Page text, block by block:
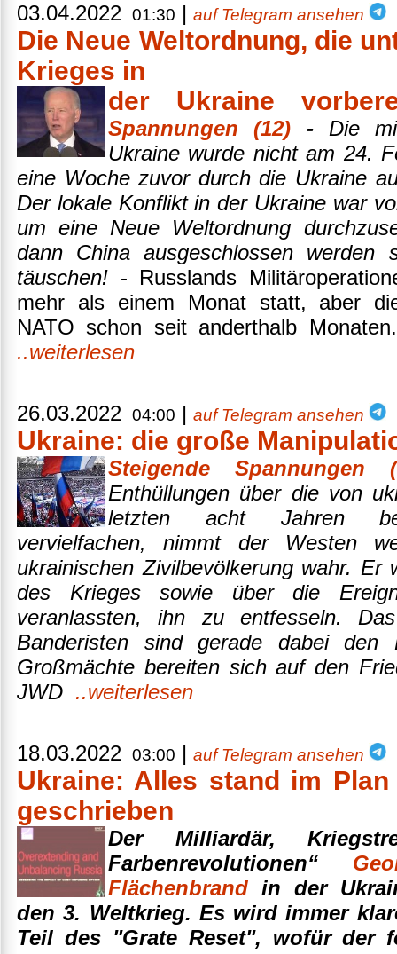
03.04.2022 01:30 | auf Telegram ansehen
Die Neue Weltordnung, die
Krieges in
der Ukraine
Spannungen (12) -Die
Ukraine wurde nicht am 24.
eine Woche zuvor durch die Ukraine
Der lokale Konflikt in der Ukraine war
um eine Neue Weltordnung
dann China ausgeschlossen
täuschen! - Russlands
mehr als einem Monat statt, aber
NATO schon seit anderthalb Monaten.
..weiterlesen
26.03.2022 04:00 | auf Telegram ansehen
Ukraine: die große
Steigende Spannungen
Enthüllungen über die von
letzten acht Jahren
vervielfachen, nimmt der Westen
ukrainischen Zivilbevölkerung wahr.
des Krieges sowie über die
veranlassten, ihn zu entfesseln.
Banderisten sind gerade dabei
Großmächte bereiten sich auf den
JWD ..weiterlesen
18.03.2022 03:00 | auf Telegram ansehen
Ukraine: Alles stand im
geschrieben
Der Milliardär,
Farbenrevolutionen“
Flächenbrand in der
den 3. Weltkrieg. Es wird immer
Teil des "Grate Reset", wofür der